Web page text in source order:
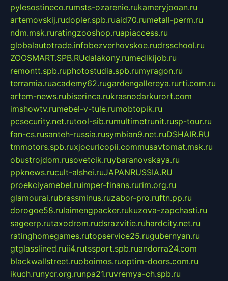
pylesostineco.rumsts-ozarenie.rukameryjooan.ru
artemovskij.rudopler.spb.ruaid70.rumetall-perm.ru
ndm.msk.ruratingzooshop.ruapiaccess.ru
globalautotrade.infobezverhovskoe.rudrsschool.ru
ZOOSMART.SPB.RUdalakony.rumedikijob.ru
remontt.spb.ruphotostudia.spb.rumyragon.ru
terramia.ruacademy62.rugardengallereya.rurti.com.ru
artem-news.rubiserinca.rukrasnodarkurort.com
imshowtv.rumebel-v-tule.rumobtopik.ru
pcsecurity.net.rutool-sib.rumultimetrunit.rusp-tour.ru
fan-cs.rusanteh-russia.rusymbian9.net.ruDSHAIR.RU
tmmotors.spb.ruxjocuricopii.commusavtomat.msk.ru
obustrojdom.rusovetcik.ruybaranovskaya.ru
ppknews.rucult-alshei.ruJAPANRUSSIA.RU
proekciyamebel.ruimper-finans.rurim.org.ru
glamourai.rubrassminus.ruzabor-pro.ruftn.pp.ru
dorogoe58.rulaimengpacker.rukuzova-zapchasti.ru
sageerp.rutaxodrom.rudsrazvitie.ruhardcity.net.ru
ratinghomegames.rutopservice25.rugubernyan.ru
gtglasslined.ruii4.rutssport.spb.ruandorra24.com
blackwallstreet.ruoboimos.ruoptim-doors.com.ru
ikuch.runycr.org.runpa21.ruvremya-ch.spb.ru